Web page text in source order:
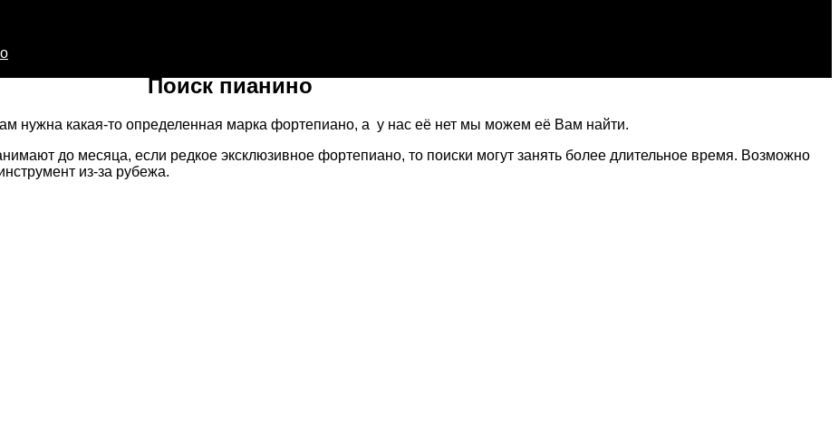
Поиск пианино
нужна какая-то определенная марка фортепиано, а у нас её нет мы можем её Вам найти.
до месяца, если редкое эксклюзивное фортепиано, то поиски могут занять более длительное время. Возможно
из-за рубежа.